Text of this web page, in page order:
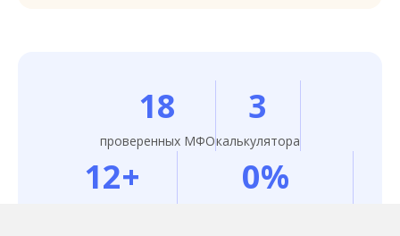
18
проверенных МФО
3
калькулятора
12+ 0%